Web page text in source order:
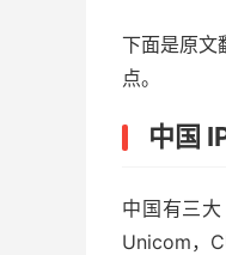
下面是原文
点。
中国
中国有三
Unicom，